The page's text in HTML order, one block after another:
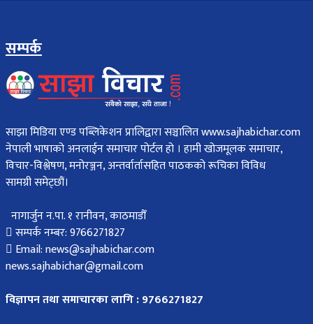
सम्पर्क
साझा मिडिया एण्ड पब्लिकेशन प्रालिद्वारा सञ्चालित www.sajhabichar.com
नेपाली भाषाको अनलाईन समाचार पोर्टल हो । हामी खोजमूलक समाचार,
विचार-विश्लेषण, मनोरञ्जन, अन्तर्वार्तासहित पाठकको रूचिका विविध
सामग्री समेट्छौं।
नागार्जुन न.पा. १ रानीवन, काठमाडौँ
सम्पर्क नम्बर: 9766271827
Email: news@sajhabichar.com
news.sajhabichar@gmail.com
विज्ञापन तथा समाचारका लागि : 9766271827